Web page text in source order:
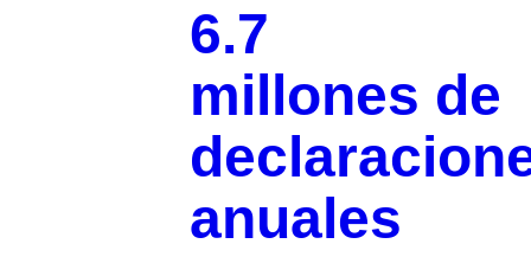
6.7
millones de
anuales